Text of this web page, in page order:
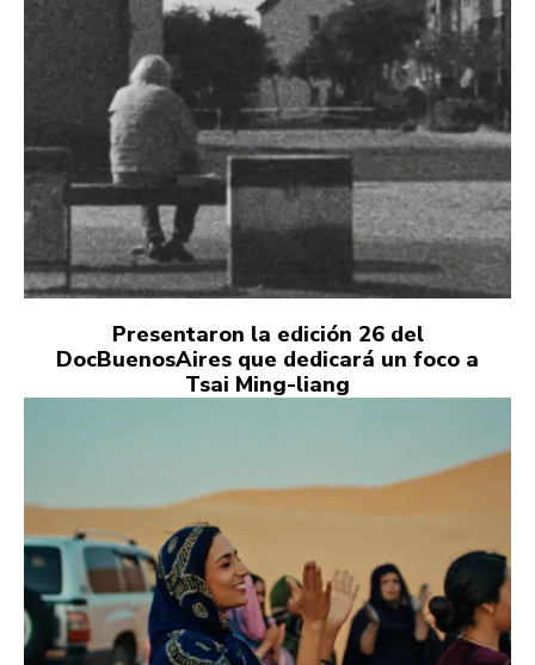
Presentaron la edición 26 del
DocBuenosAires que dedicará un foco a
Tsai Ming-liang